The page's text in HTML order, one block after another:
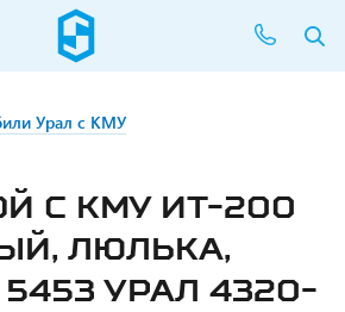
Урал с КМУ
С КМУ ИТ-200
ЛЮЛЬКА,
5453 УРАЛ 4320-